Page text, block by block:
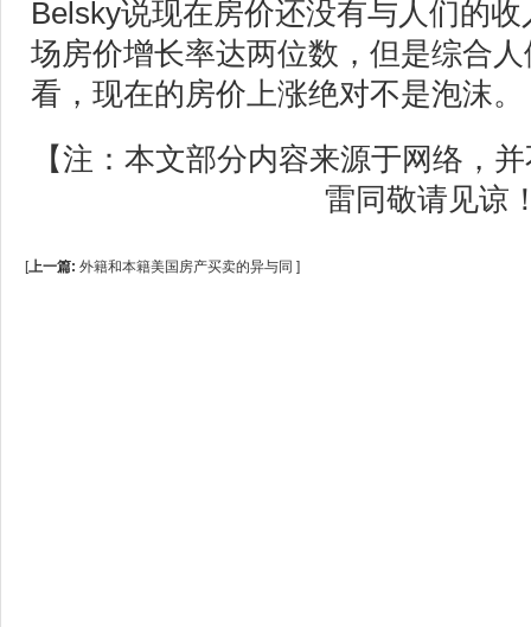
Belsky说现在房价还没有与人们的
场房价增长率达两位数，但是综合
看，现在的房价上涨绝对不是泡沫。
【注：本文部分内容来源于网络，
雷同敬请见谅
[上一篇: 外籍和本籍美国房产买卖的异与同 ]